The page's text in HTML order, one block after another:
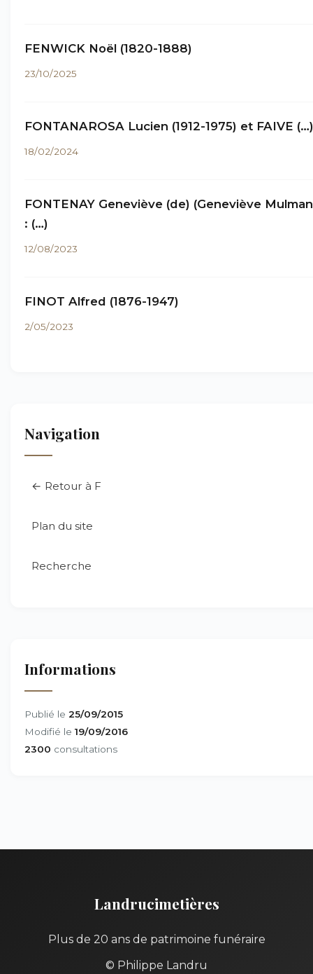
FENWICK Noël (1820-1888)
23/10/2025
FONTANAROSA Lucien (1912-1975) et FAIVE (…)
18/02/2024
FONTENAY Geneviève (de) (Geneviève
: (…)
12/08/2023
FINOT Alfred (1876-1947)
2/05/2023
Navigation
← Retour à F
Plan du site
Recherche
Informations
Publié le 25/09/2015
Modifié le 19/09/2016
2300 consultations
Landrucimetières
Plus de 20 ans de patrimoine funéraire
© Philippe Landru